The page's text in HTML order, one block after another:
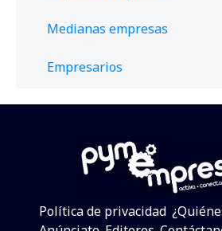
Medianas empresas
Empresarios
Política de privacidad